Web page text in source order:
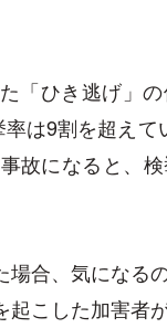
ひき逃げ」
は9割を超え
故になると、
合、気になる
こした加害者